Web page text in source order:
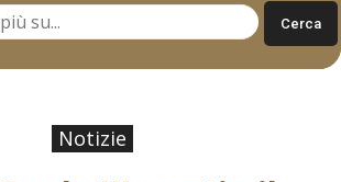
Notizie